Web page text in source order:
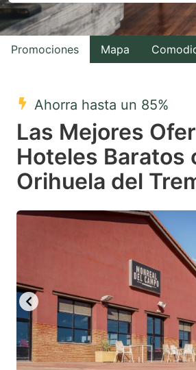
interact
with
the
select
a
date.
Press
question
get
the
keyboard
shortcuts
a
Promociones Mapa
Ahorra hasta un 85%
Las Mejores
Hoteles Baratos
Orihuela del